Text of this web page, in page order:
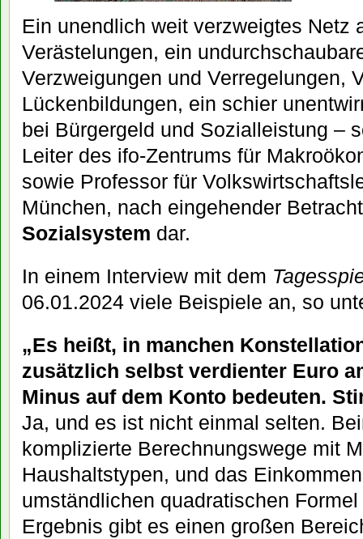
Ein unendlich weit verzweigtes Netz
Verästelungen, ein
Verzweigungen und Verregelungen,
Lückenbildungen, ein schier
bei Bürgergeld und Sozialleistung –
Leiter des ifo-Zentrums für
sowie Professor für
München, nach eingehender
Sozialsystem dar.
In einem Interview mit dem
06.01.2024 viele Beispiele an, so
„Es heißt, in manchen
zusätzlich selbst verdienter Euro
Minus auf dem Konto bedeuten.
Ja, und es ist nicht einmal selten.
komplizierte Berechnungswege mit
Haushaltstypen, und das
umständlichen quadratischen
Ergebnis gibt es einen großen